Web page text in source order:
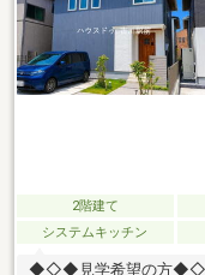
2階建て
システムキッチン
◆◇◆見学希望の方◆◇◆